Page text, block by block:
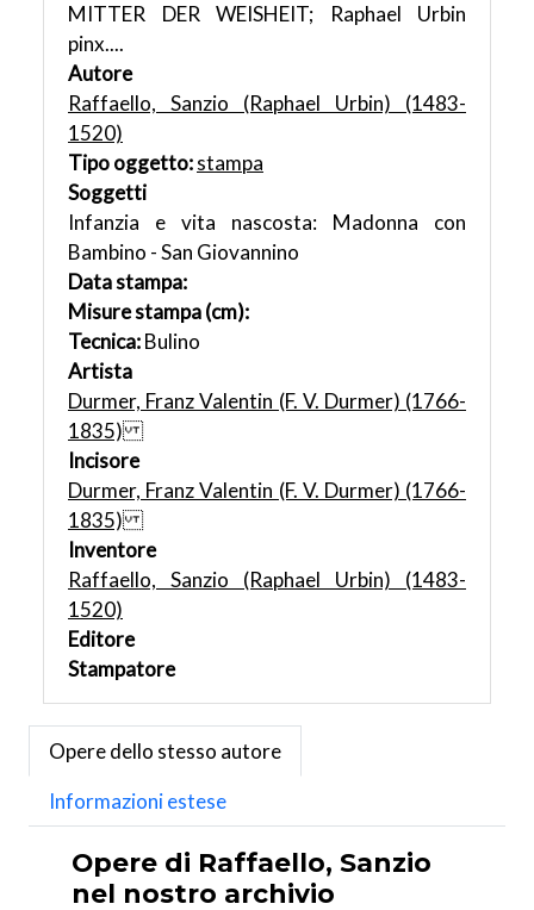
MITTER DER WEISHEIT; Raphael Urbin
pinx....
Autore
Raffaello, Sanzio (Raphael Urbin) (1483-
1520)
Tipo oggetto:stampa
Soggetti
Infanzia e vita nascosta: Madonna con
Bambino - San Giovannino
Data stampa:
Misure stampa (cm):
Tecnica:Bulino
Artista
Durmer, Franz Valentin (F. V. Durmer) (1766-
1835)
Incisore
Durmer, Franz Valentin (F. V. Durmer) (1766-
1835)
Inventore
Raffaello, Sanzio (Raphael Urbin) (1483-
1520)
Editore
Stampatore
Opere dello stesso autore
Informazioni estese
Opere di Raffaello, Sanzio
nel nostro archivio